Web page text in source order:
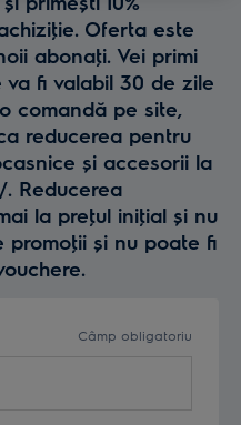
Oferta este
abonaţi. Vei primi
fi valabil 30 de zile
comandă pe site,
reducerea pentru
și accesorii la
Reducerea
la preţul iniţial și nu
și nu poate fi
Câmp obligatoriu